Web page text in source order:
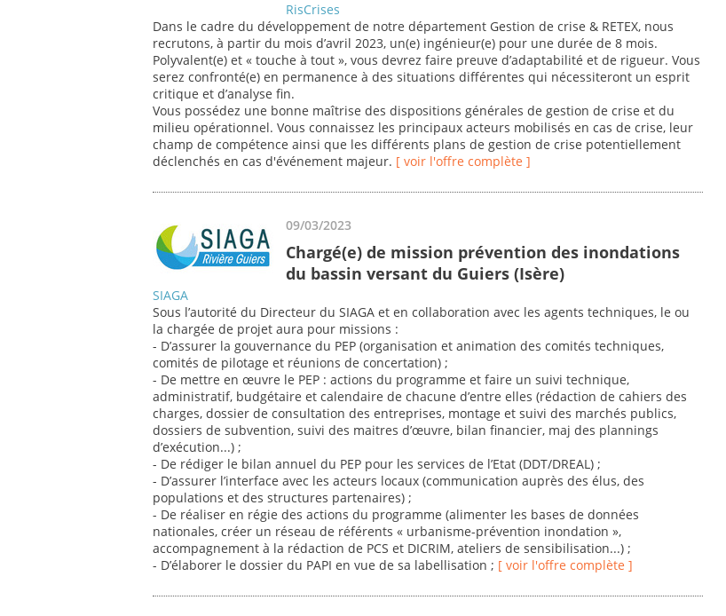
RisCrises
Dans le cadre du développement de notre département Gestion de crise & RETEX, nous
recrutons, à partir du mois d’avril 2023, un(e) ingénieur(e) pour une durée de 8 mois.
Polyvalent(e) et « touche à tout », vous devrez faire preuve d’adaptabilité et de rigueur. Vous
serez confronté(e) en permanence à des situations différentes qui nécessiteront un esprit
critique et d’analyse fin.
Vous possédez une bonne maîtrise des dispositions générales de gestion de crise et du
milieu opérationnel. Vous connaissez les principaux acteurs mobilisés en cas de crise, leur
champ de compétence ainsi que les différents plans de gestion de crise potentiellement
déclenchés en cas d'événement majeur. [ voir l'offre complète ]
09/03/2023
Chargé(e) de mission prévention des inondations
du bassin versant du Guiers (Isère)
SIAGA
Sous l’autorité du Directeur du SIAGA et en collaboration avec les agents techniques, le ou
la chargée de projet aura pour missions :
- D’assurer la gouvernance du PEP (organisation et animation des comités techniques,
comités de pilotage et réunions de concertation) ;
- De mettre en œuvre le PEP : actions du programme et faire un suivi technique,
administratif, budgétaire et calendaire de chacune d’entre elles (rédaction de cahiers des
charges, dossier de consultation des entreprises, montage et suivi des marchés publics,
dossiers de subvention, suivi des maitres d’œuvre, bilan financier, maj des plannings
d’exécution...) ;
- De rédiger le bilan annuel du PEP pour les services de l’Etat (DDT/DREAL) ;
- D’assurer l’interface avec les acteurs locaux (communication auprès des élus, des
populations et des structures partenaires) ;
- De réaliser en régie des actions du programme (alimenter les bases de données
nationales, créer un réseau de référents « urbanisme-prévention inondation »,
accompagnement à la rédaction de PCS et DICRIM, ateliers de sensibilisation...) ;
- D’élaborer le dossier du PAPI en vue de sa labellisation ; [ voir l'offre complète ]